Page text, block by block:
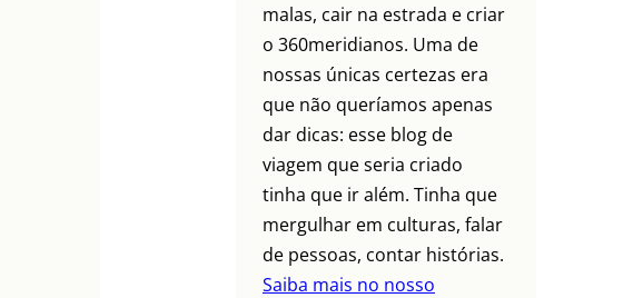
malas, cair na estrada e criar
o 360meridianos. Uma de
nossas únicas certezas era
que não queríamos apenas
dar dicas: esse blog de
viagem que seria criado
tinha que ir além. Tinha que
mergulhar em culturas, falar
de pessoas, contar histórias.
Saiba mais no nosso